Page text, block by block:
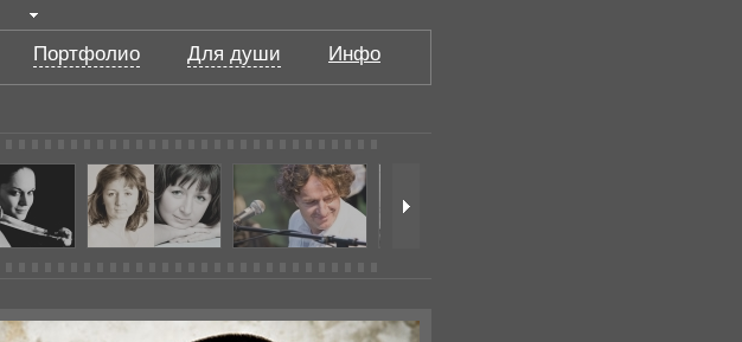
Портфолио Для души Инфо